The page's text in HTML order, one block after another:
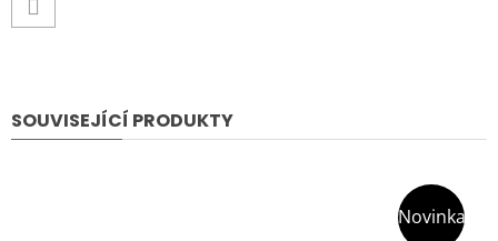
SOUVISEJÍCÍ PRODUKTY
Novinka